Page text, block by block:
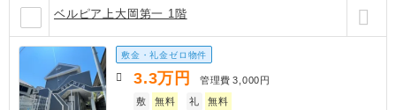
ベルピア上大岡第一 1階
敷金・礼金ゼロ物件
3.3万円 管理費 3,000円
敷
無料 礼 無料